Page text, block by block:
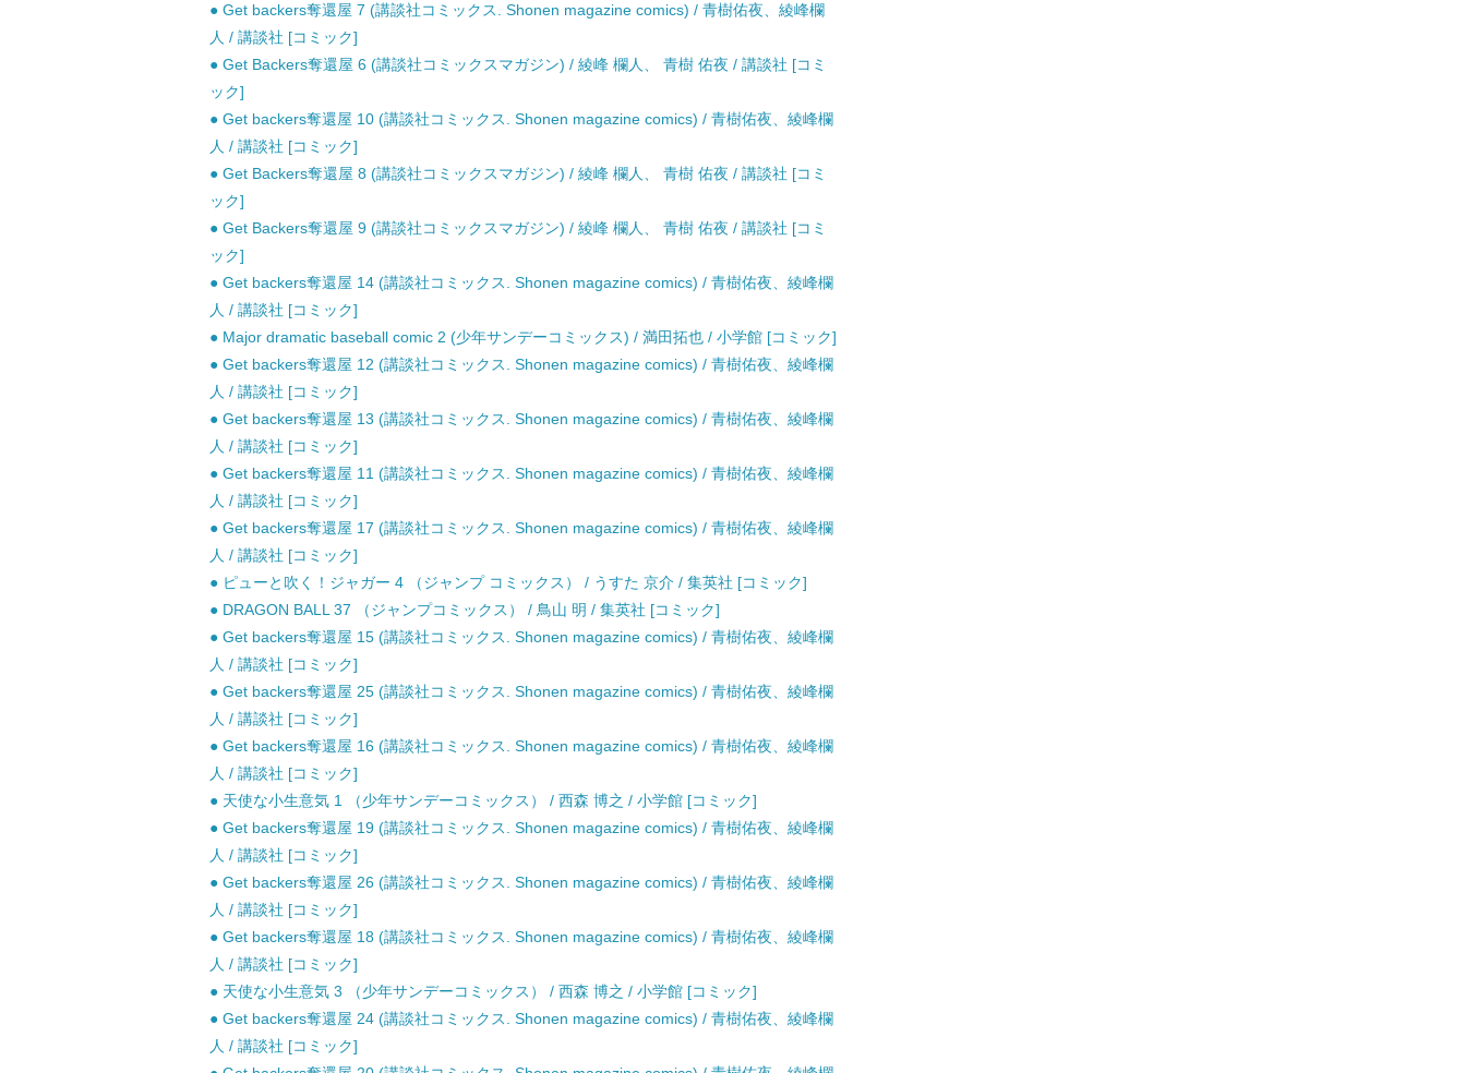
● Get backers奪還屋 7 (講談社コミックス. Shonen magazine comics) / 青樹佑夜、綾峰欄
人 / 講談社 [コミック]
● Get Backers奪還屋 6 (講談社コミックスマガジン) / 綾峰 欄人、 青樹 佑夜 / 講談社 [コミ
ック]
● Get backers奪還屋 10 (講談社コミックス. Shonen magazine comics) / 青樹佑夜、綾峰欄
人 / 講談社 [コミック]
● Get Backers奪還屋 8 (講談社コミックスマガジン) / 綾峰 欄人、 青樹 佑夜 / 講談社 [コミ
ック]
● Get Backers奪還屋 9 (講談社コミックスマガジン) / 綾峰 欄人、 青樹 佑夜 / 講談社 [コミ
ック]
● Get backers奪還屋 14 (講談社コミックス. Shonen magazine comics) / 青樹佑夜、綾峰欄
人 / 講談社 [コミック]
● Major dramatic baseball comic 2 (少年サンデーコミックス) / 満田拓也 / 小学館 [コミック]
● Get backers奪還屋 12 (講談社コミックス. Shonen magazine comics) / 青樹佑夜、綾峰欄
人 / 講談社 [コミック]
● Get backers奪還屋 13 (講談社コミックス. Shonen magazine comics) / 青樹佑夜、綾峰欄
人 / 講談社 [コミック]
● Get backers奪還屋 11 (講談社コミックス. Shonen magazine comics) / 青樹佑夜、綾峰欄
人 / 講談社 [コミック]
● Get backers奪還屋 17 (講談社コミックス. Shonen magazine comics) / 青樹佑夜、綾峰欄
人 / 講談社 [コミック]
● ピューと吹く！ジャガー 4 （ジャンプ コミックス） / うすた 京介 / 集英社 [コミック]
● DRAGON BALL 37 （ジャンプコミックス） / 鳥山 明 / 集英社 [コミック]
● Get backers奪還屋 15 (講談社コミックス. Shonen magazine comics) / 青樹佑夜、綾峰欄
人 / 講談社 [コミック]
● Get backers奪還屋 25 (講談社コミックス. Shonen magazine comics) / 青樹佑夜、綾峰欄
人 / 講談社 [コミック]
● Get backers奪還屋 16 (講談社コミックス. Shonen magazine comics) / 青樹佑夜、綾峰欄
人 / 講談社 [コミック]
● 天使な小生意気 1 （少年サンデーコミックス） / 西森 博之 / 小学館 [コミック]
● Get backers奪還屋 19 (講談社コミックス. Shonen magazine comics) / 青樹佑夜、綾峰欄
人 / 講談社 [コミック]
● Get backers奪還屋 26 (講談社コミックス. Shonen magazine comics) / 青樹佑夜、綾峰欄
人 / 講談社 [コミック]
● Get backers奪還屋 18 (講談社コミックス. Shonen magazine comics) / 青樹佑夜、綾峰欄
人 / 講談社 [コミック]
● 天使な小生意気 3 （少年サンデーコミックス） / 西森 博之 / 小学館 [コミック]
● Get backers奪還屋 24 (講談社コミックス. Shonen magazine comics) / 青樹佑夜、綾峰欄
人 / 講談社 [コミック]